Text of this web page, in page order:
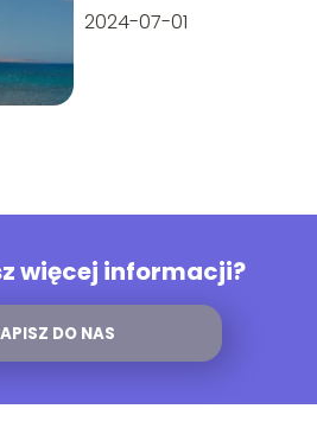
2024-07-01
więcej informacji?
DO NAS